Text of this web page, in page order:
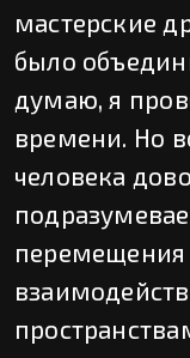
мастерские
было
думаю, я
времени. Но
человека
перемещения